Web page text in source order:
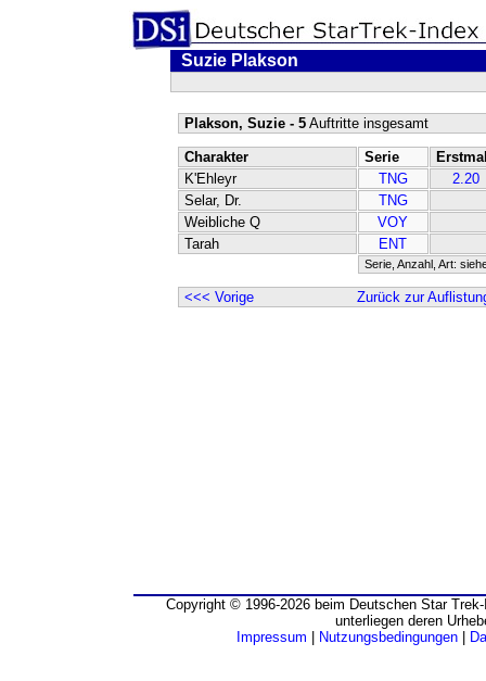
Suzie Plakson
Plakson, Suzie - 5Auftritte insgesamt
Charakter Serie
K'Ehleyr
TNG
2.20
Selar, Dr.
TNG
Weibliche Q
VOY
Tarah
ENT
Serie, Anzahl, Art:
<<< Vorige Zurück zur
Copyright © 1996-2026 beim Deutschen Star
unterliegen deren
Impressum
Nutzungsbedingungen